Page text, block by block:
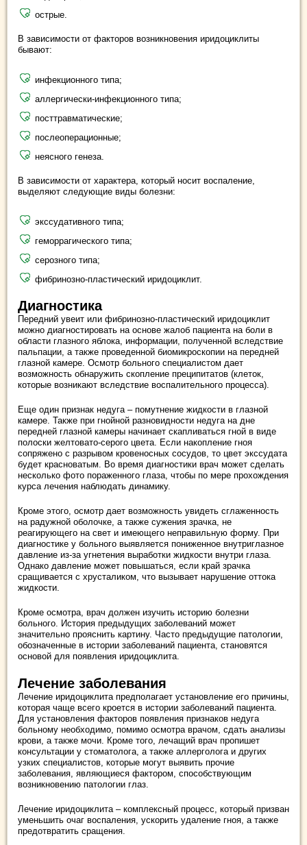
острые.
В зависимости от факторов возникновения иридоциклиты
бывают:
инфекционного типа;
аллергически-инфекционного типа;
посттравматические;
послеоперационные;
неясного генеза.
В зависимости от характера, который носит воспаление,
выделяют следующие виды болезни:
экссудативного типа;
геморрагического типа;
серозного типа;
фибринозно-пластический иридоциклит.
Диагностика
Передний увеит или фибринозно-пластический иридоциклит
можно диагностировать на основе жалоб пациента на боли в
области глазного яблока, информации, полученной вследствие
пальпации, а также проведенной биомикроскопии на передней
глазной камере. Осмотр больного специалистом дает
возможность обнаружить скопление преципитатов (клеток,
которые возникают вследствие воспалительного процесса).
Еще один признак недуга – помутнение жидкости в глазной
камере. Также при гнойной разновидности недуга на дне
передней глазной камеры начинает скапливаться гной в виде
полоски желтовато-серого цвета. Если накопление гноя
сопряжено с разрывом кровеносных сосудов, то цвет экссудата
будет красноватым. Во время диагностики врач может сделать
несколько фото пораженного глаза, чтобы по мере прохождения
курса лечения наблюдать динамику.
Кроме этого, осмотр дает возможность увидеть сглаженность
на радужной оболочке, а также сужения зрачка, не
реагирующего на свет и имеющего неправильную форму. При
диагностике у больного выявляется пониженное внутриглазное
давление из-за угнетения выработки жидкости внутри глаза.
Однако давление может повышаться, если край зрачка
сращивается с хрусталиком, что вызывает нарушение оттока
жидкости.
Кроме осмотра, врач должен изучить историю болезни
больного. История предыдущих заболеваний может
значительно прояснить картину. Часто предыдущие патологии,
обозначенные в истории заболеваний пациента, становятся
основой для появления иридоциклита.
Лечение заболевания
Лечение иридоциклита предполагает установление его причины,
которая чаще всего кроется в истории заболеваний пациента.
Для установления факторов появления признаков недуга
больному необходимо, помимо осмотра врачом, сдать анализы
крови, а также мочи. Кроме того, лечащий врач пропишет
консультации у стоматолога, а также аллерголога и других
узких специалистов, которые могут выявить прочие
заболевания, являющиеся фактором, способствующим
возникновению патологии глаз.
Лечение иридоциклита – комплексный процесс, который призван
уменьшить очаг воспаления, ускорить удаление гноя, а также
предотвратить сращения.